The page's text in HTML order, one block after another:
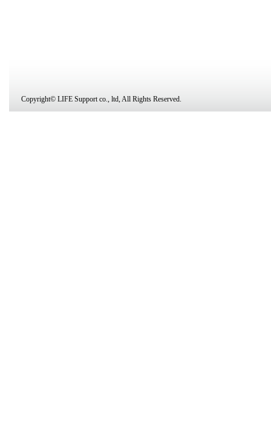
Copyright© LIFE Support co., ltd, All Rights Reserved.